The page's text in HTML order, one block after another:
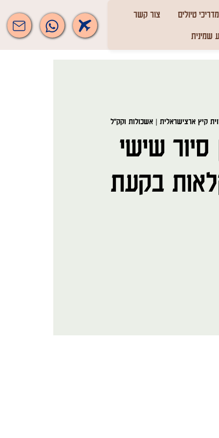
מדריכי טיולים
צור קשר
שמינית
קיץ ארצישראלית | אשכולות וקק"ל
שישי
בקעת